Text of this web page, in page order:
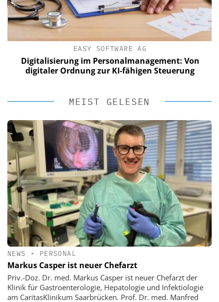
EASY SOFTWARE AG
Digitalisierung im Personalmanagement: Von
digitaler Ordnung zur KI-fähigen Steuerung
MEIST GELESEN
NEWS • PERSONAL
Markus Casper ist neuer Chefarzt
Priv.-Doz. Dr. med. Markus Casper ist neuer Chefarzt der
Klinik für Gastroenterologie, Hepatologie und Infektiologie
am CaritasKlinikum Saarbrücken. Prof. Dr. med. Manfred